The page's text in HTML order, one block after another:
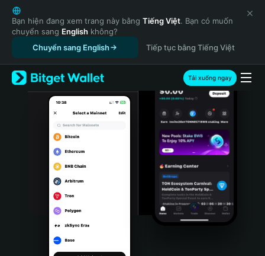
English
日本語
Tiếng Việt
Русский
Español (Latinoamérica)
Türkçe
Italiano
Português (Portugal)
Bahasa Indonesia
Português (Brasil)
Bạn hiện đang xem trang này bằng Tiếng Việt. Bạn có muốn
chuyển sang English không?
Chuyển sang English
Tiếp tục bằng Tiếng Việt
Tải xuống ngay